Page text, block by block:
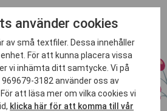
använder cookies
av små textfiler. Dessa innehåller
För att kunna placera vissa
vi inhämta ditt samtycke. Vi på
969679-3182 använder oss av
att läsa mer om vilka cookies vi
klicka här för att komma till vår